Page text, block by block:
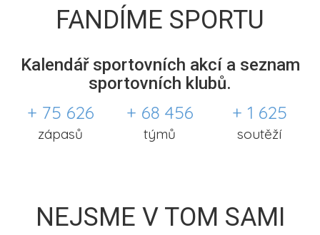
FANDÍME SPORTU
Kalendář sportovních akcí a seznam
sportovních klubů.
+ 75 626
zápasů
+ 68 456
týmů
+ 1 625
soutěží
NEJSME V TOM SAMI